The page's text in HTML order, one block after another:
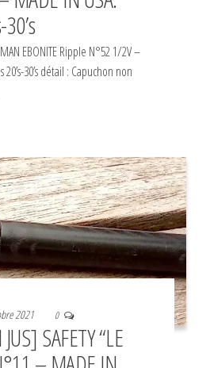
EBONITE Ripple N°52 1/2V –
20’s-30’s détail : Capuchon non
2021 0
SAFETY “LE